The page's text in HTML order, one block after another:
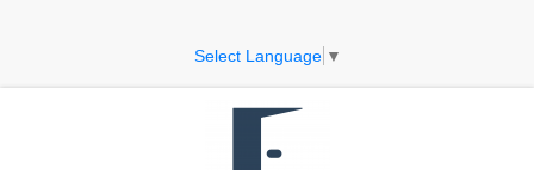
Select Language ▼